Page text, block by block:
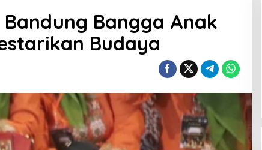
Bandung Bangga Anak
Budaya